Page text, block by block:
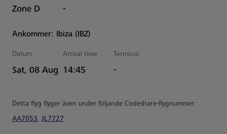
Zone D -
Ankommer: Ibiza (IBZ)
Datum
Sat, 08 Aug
Arrival time
Estimated Tid
14:45
Terminal
-
Detta flyg flyger även under följande Codeshare-flygnummer:
AA7053, JL7727